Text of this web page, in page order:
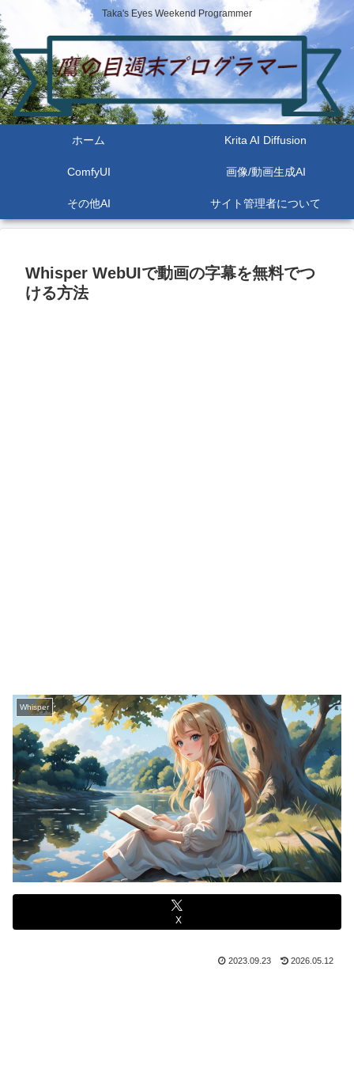
Taka's Eyes Weekend Programmer
ホーム Krita AI Diffusion
ComfyUI 画像/動画生成AI
その他AI サイト管理者について
Whisper WebUIで動画の字幕を無料でつ
ける方法
Whisper
X
2023.09.23 2026.05.12